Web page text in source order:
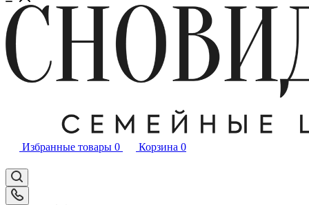
Избранные товары 0 Корзина 0